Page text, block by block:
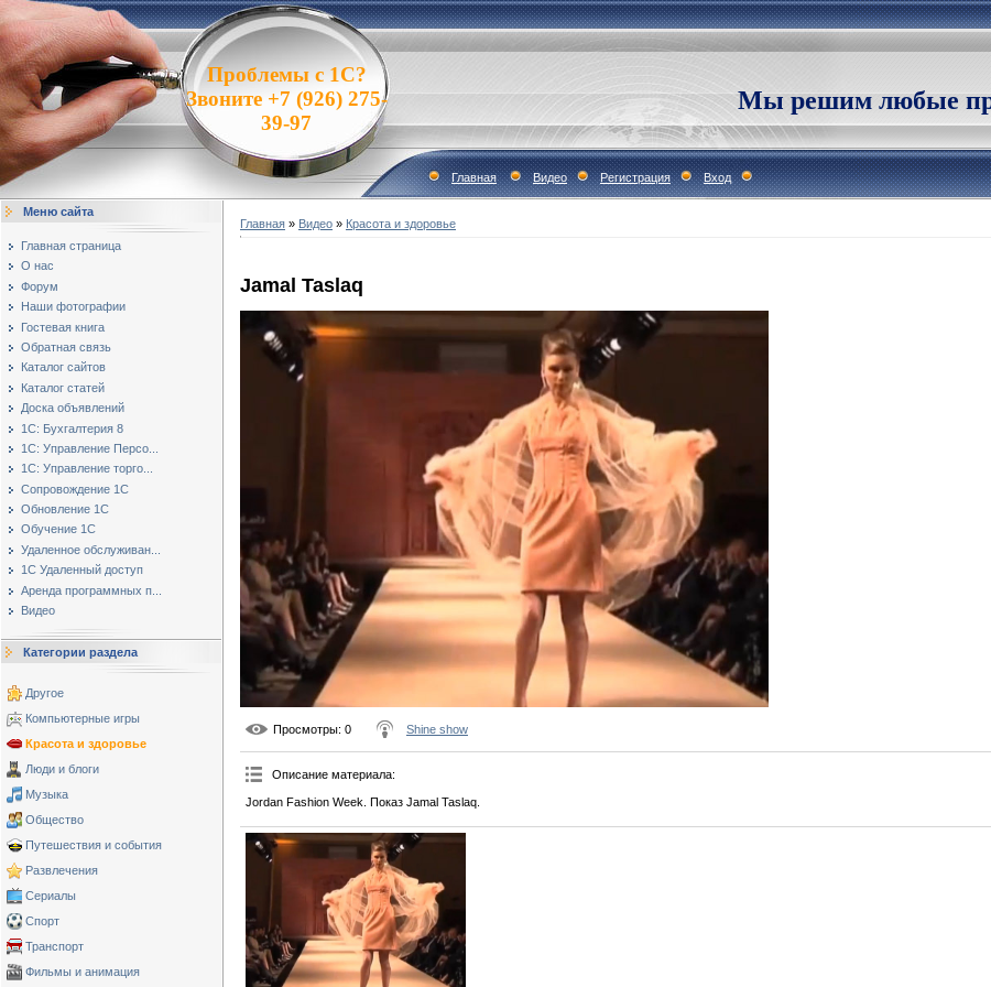
Проблемы с 1С?
Звоните +7 (926) 275-
39-97
Мы решим любые
Главная Видео Регистрация Вход
Меню сайта
Главная страница
О нас
Форум
Наши фотографии
Гостевая книга
Обратная связь
Каталог сайтов
Каталог статей
Доска объявлений
1С: Бухгалтерия 8
1С: Управление Персо...
1С: Управление торго...
Сопровождение 1С
Обновление 1С
Обучение 1С
Удаленное обслуживан...
1С Удаленный доступ
Аренда программных п...
Видео
Категории раздела
Другое
Компьютерные игры
Красота и здоровье
Люди и блоги
Музыка
Общество
Путешествия и события
Развлечения
Сериалы
Спорт
Транспорт
Фильмы и анимация
Главная » Видео » Красота и здоровье
Jamal Taslaq
Просмотры: 0 Shine show
Описание материала:
Jordan Fashion Week. Показ Jamal Taslaq.